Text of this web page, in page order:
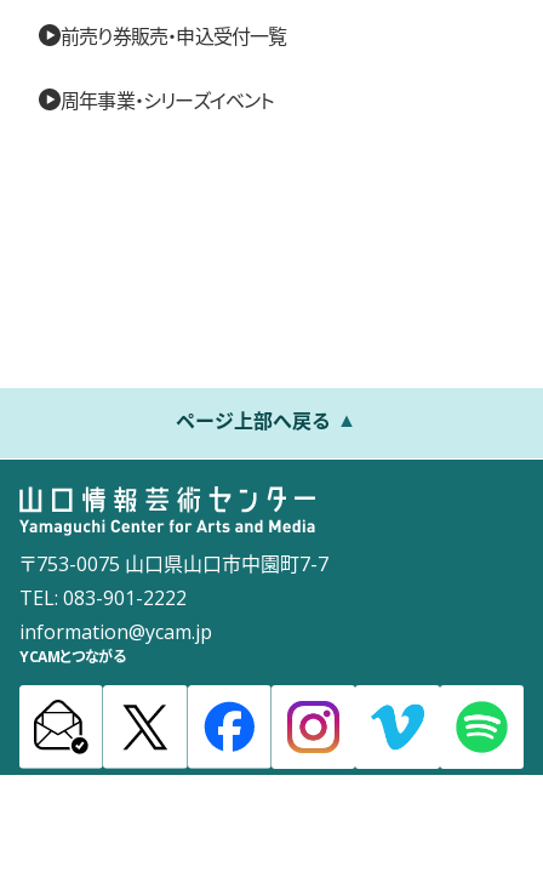
前売り券販売・申込受付一覧
周年事業・シリーズイベント
ページ上部へ戻る
〒753-0075 山口県山口市中園町7-7
TEL: 083-901-2222
information@ycam.jp
YCAMとつながる